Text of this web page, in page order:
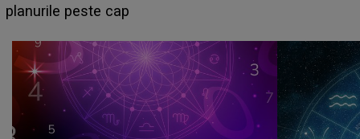
sa: "I-am spus și ei în față, eu nu te iubesc pentru